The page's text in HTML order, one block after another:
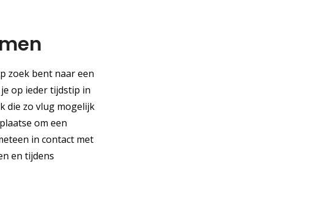
zoek bent naar een
op ieder tijdstip in
die zo vlug mogelijk
om een
in contact met
en tijdens